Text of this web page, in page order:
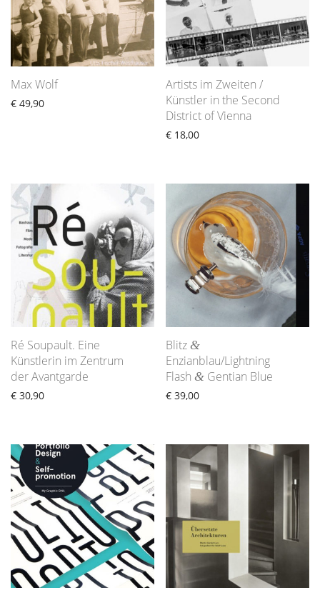
Max Wolf
€ 49,90
Artists im Zweiten /
Künstler in the Second
District of Vienna
€ 18,00
Ré Soupault. Eine
Künstlerin im Zentrum
der Avantgarde
€ 30,90
Blitz &
Enzianblau/Lightning
Flash & Gentian Blue
€ 39,00